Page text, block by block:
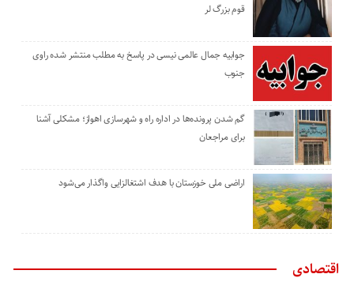
قوم بزرگ لر
جوابیه جمال عالمی نیسی در پاسخ به مطلب منتشر شده راوی
جنوب
گم شدن پرونده‌ها در اداره راه و شهرسازی اهواز؛ مشکلی آشنا
برای مراجعان
اراضی ملی خوزستان با هدف اشتغالزایی واگذار می‌شود
اقتصادی